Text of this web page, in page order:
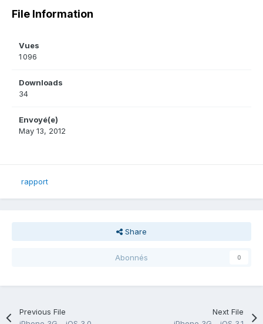
File Information
Vues
1 096
Downloads
34
Envoyé(e)
May 13, 2012
rapport
Share
Abonnés 0
Previous File
Next File